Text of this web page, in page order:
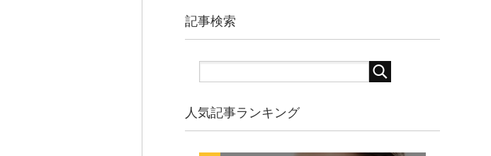
記事検索
人気記事ランキング